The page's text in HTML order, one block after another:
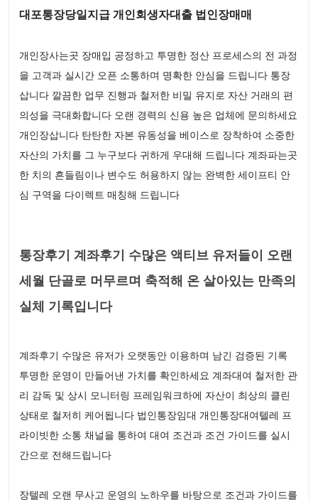
대포통장당일지급 개인회생자대출 법인장매매
개인장사는곳 장매입 공정하고 투명한 정산 프로세스의 전 과정
을 고객과 실시간 오픈 소통하며 명확한 안심을 드립니다 통장
삽니다 깔끔한 업무 진행과 철저한 비밀 유지로 자산 거래의 편
의성을 극대화합니다 오랜 경력의 신용 높은 업체에 문의하세요
개인장삽니다 탄탄한 자본 유동성을 베이스로 장착하여 소중한
자산의 가치를 그 누구보다 귀하게 우대해 드립니다 계좌파는곳
한 치의 흔들림이나 변수도 허용하지 않는 완벽한 세이프티 안
심 구역을 다이렉트 매칭해 드립니다
통장후기 계좌후기 수많은 액티브 유저들이 오랜
세월 단골로 머무르며 축적해 온 살아있는 만족의
실체 기록입니다
계좌후기 수많은 유저가 오랫동안 이용하며 남긴 검증된 기록
투명한 운영이 만들어낸 가치를 확인하세요 계좌대여 철저한 관
리 감독 및 상시 모니터링 프레임워크하에 자산이 최상의 클린
상태로 철저히 케어됩니다 법인통장임대 개인통장대여텔레 프
라이빗한 소통 채널을 통하여 대여 조건과 조건 가이드를 실시
간으로 전해드립니다
장텔레 오랜 무사고 운영의 노하우를 바탕으로 조건과 가이드를